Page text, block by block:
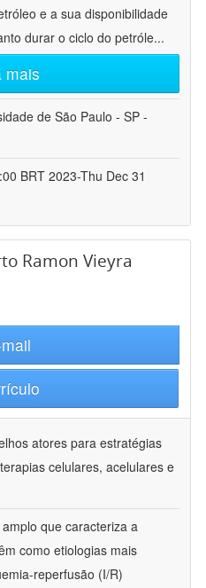
e a sua disponibilidade
durar o ciclo do petróle...
mais
de São Paulo - SP -
BRT 2023-Thu Dec 31
Ramon Vieyra
atores para estratégias
celulares, acelulares e
que caracteriza a
como etiologias mais
reperfusão (I/R)